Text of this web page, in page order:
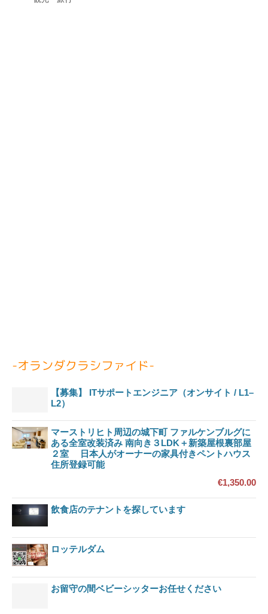
-オランダクラシファイド-
【募集】 ITサポートエンジニア（オンサイト / L1–
L2）
マーストリヒト周辺の城下町 ファルケンブルグに
ある全室改装済み 南向き３LDK＋新築屋根裏部屋
２室 日本人がオーナーの家具付きペントハウス
住所登録可能
€1,350.00
飲食店のテナントを探しています
ロッテルダム
お留守の間ベビーシッターお任せください